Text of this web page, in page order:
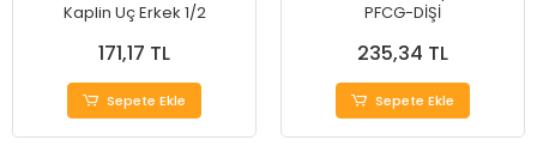
Kaplin Uç Erkek 1/2
171,17 TL
Sepete Ekle
PFCG-DİŞİ
235,34 TL
Sepete Ekle